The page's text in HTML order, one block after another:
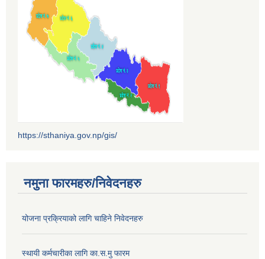
https://sthaniya.gov.np/gis/
नमुना फारमहरु/निवेदनहरु
योजना प्रक्रियाको लागि चाहिने निवेदनहरु
स्थायी कर्मचारीका लागि का.स.मु फारम